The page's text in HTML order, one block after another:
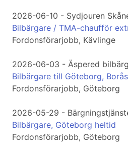
2026-06-10 - Sydjouren
Bilbärgare / TMA-chaufför
Fordonsförarjobb, Kävlinge
2026-06-03 - Äspered
Bilbärgare till Göteborg,
Fordonsförarjobb, Göteborg
2026-05-29 -
Bilbärgare, Göteborg heltid
Fordonsförarjobb, Göteborg